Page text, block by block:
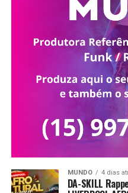
MUNDO 4 dias
DA-SKILL